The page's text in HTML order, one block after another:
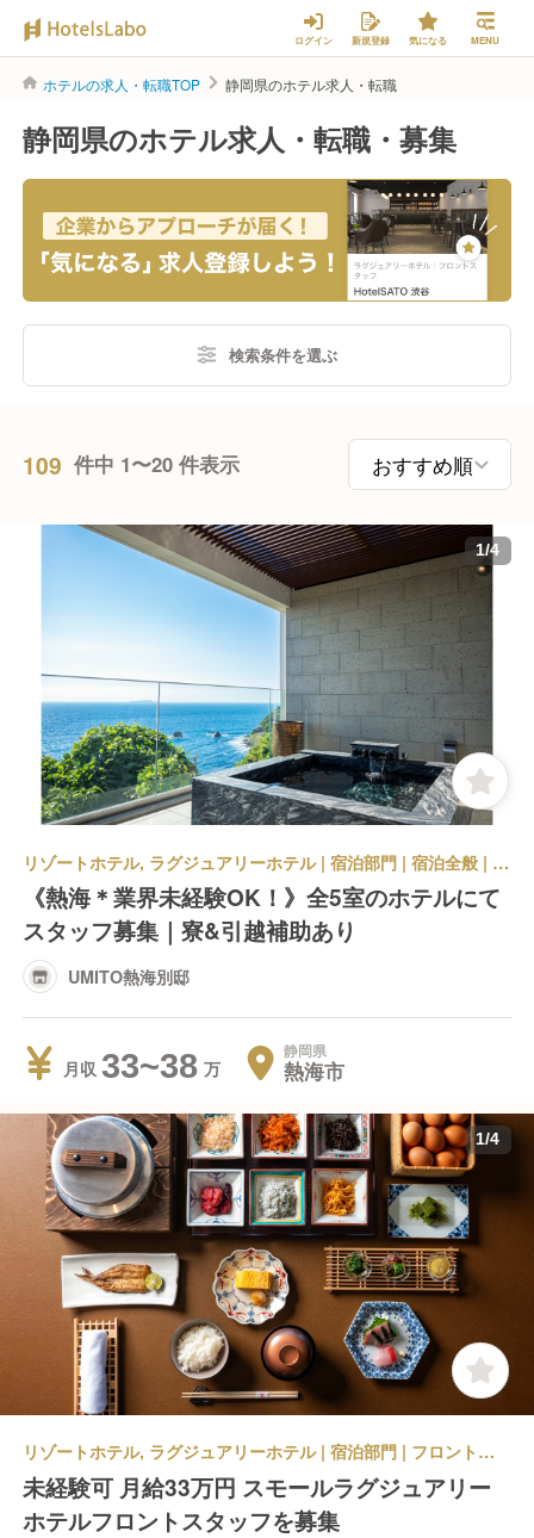
ログイン 新規登録 気になる MENU
ホテルの求人・転職TOP 静岡県のホテル求人・転職
静岡県のホテル求人・転職・募集
検索条件を選ぶ
109 件中 1〜20 件表示
1/4
リゾートホテル, ラグジュアリーホテル | 宿泊部門 | 宿泊全般 | UMITO熱海別邸
《熱海＊業界未経験OK！》全5室のホテルにて
スタッフ募集｜寮&引越補助あり
UMITO熱海別邸
月収 33~38 静岡県
熱海市
1/4
リゾートホテル, ラグジュアリーホテル | 宿泊部門 | フロントスタッフ | UMITO熱海本邸 UMITO熱海本邸
未経験可 月給33万円 スモールラグジュアリー
ホテルフロントスタッフを募集